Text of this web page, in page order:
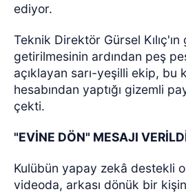
ediyor.
Teknik Direktör Gürsel
getirilmesinin ardından peş
açıklayan sarı-yeşilli ekip, bu
hesabından yaptığı gizemli
çekti.
"EVİNE DÖN" MESAJI
Kulübün yapay zekâ destekli
videoda, arkası dönük bir